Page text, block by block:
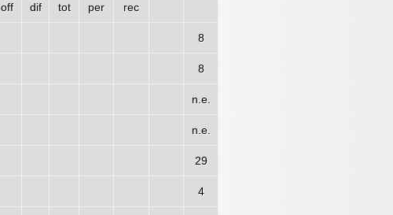
off dif tot per rec
8
8
n.e.
n.e.
29
4